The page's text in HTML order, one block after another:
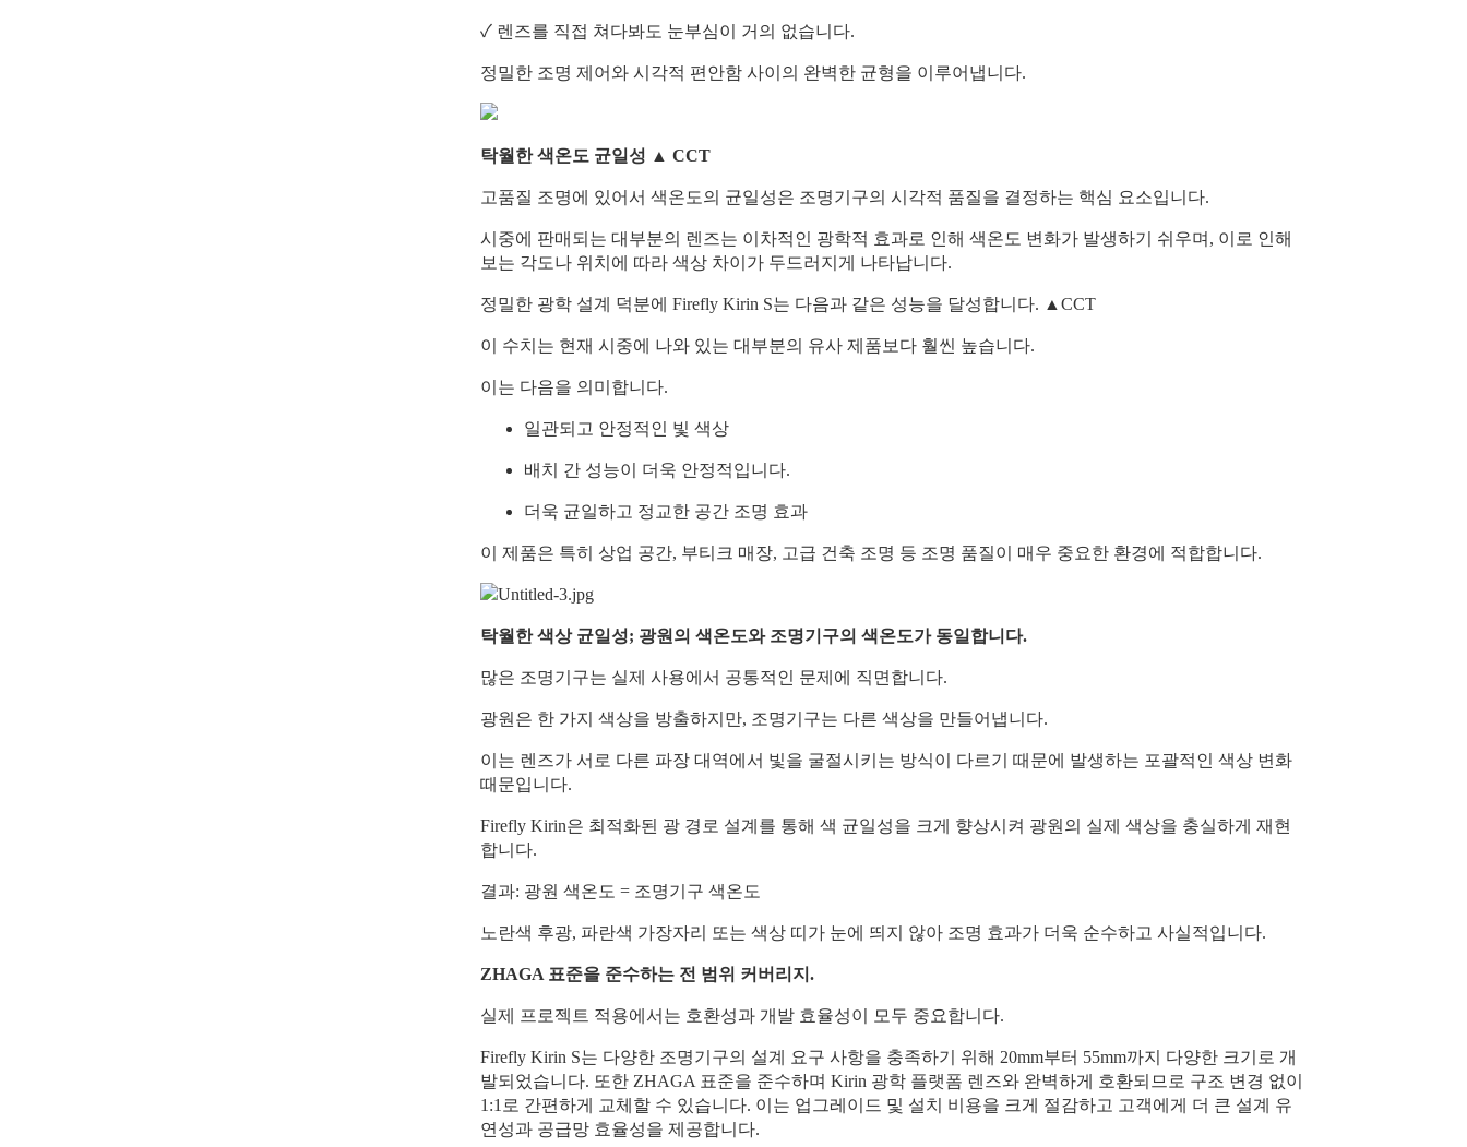
✓ 렌즈를 직접 쳐다봐도 눈부심이 거의 없습니다.
정밀한 조명 제어와 시각적 편안함 사이의 완벽한 균형을 이루어냅니다.
탁월한 색온도 균일성 ▲ CCT
고품질 조명에 있어서 색온도의 균일성은 조명기구의 시각적 품질을 결정하는 핵심 요소입니다.
시중에 판매되는 대부분의 렌즈는 이차적인 광학적 효과로 인해 색온도 변화가 발생하기 쉬우며, 이로 인해
보는 각도나 위치에 따라 색상 차이가 두드러지게 나타납니다.
정밀한 광학 설계 덕분에 Firefly Kirin S는 다음과 같은 성능을 달성합니다. ▲CCT
이 수치는 현재 시중에 나와 있는 대부분의 유사 제품보다 훨씬 높습니다.
이는 다음을 의미합니다.
일관되고 안정적인 빛 색상
배치 간 성능이 더욱 안정적입니다.
더욱 균일하고 정교한 공간 조명 효과
이 제품은 특히 상업 공간, 부티크 매장, 고급 건축 조명 등 조명 품질이 매우 중요한 환경에 적합합니다.
탁월한 색상 균일성; 광원의 색온도와 조명기구의 색온도가 동일합니다.
많은 조명기구는 실제 사용에서 공통적인 문제에 직면합니다.
광원은 한 가지 색상을 방출하지만, 조명기구는 다른 색상을 만들어냅니다.
이는 렌즈가 서로 다른 파장 대역에서 빛을 굴절시키는 방식이 다르기 때문에 발생하는 포괄적인 색상 변화
때문입니다.
Firefly Kirin은 최적화된 광 경로 설계를 통해 색 균일성을 크게 향상시켜 광원의 실제 색상을 충실하게 재현
합니다.
결과: 광원 색온도 = 조명기구 색온도
노란색 후광, 파란색 가장자리 또는 색상 띠가 눈에 띄지 않아 조명 효과가 더욱 순수하고 사실적입니다.
ZHAGA 표준을 준수하는 전 범위 커버리지.
실제 프로젝트 적용에서는 호환성과 개발 효율성이 모두 중요합니다.
Firefly Kirin S는 다양한 조명기구의 설계 요구 사항을 충족하기 위해 20mm부터 55mm까지 다양한 크기로 개
발되었습니다. 또한 ZHAGA 표준을 준수하며 Kirin 광학 플랫폼 렌즈와 완벽하게 호환되므로 구조 변경 없이
1:1로 간편하게 교체할 수 있습니다. 이는 업그레이드 및 설치 비용을 크게 절감하고 고객에게 더 큰 설계 유
연성과 공급망 효율성을 제공합니다.